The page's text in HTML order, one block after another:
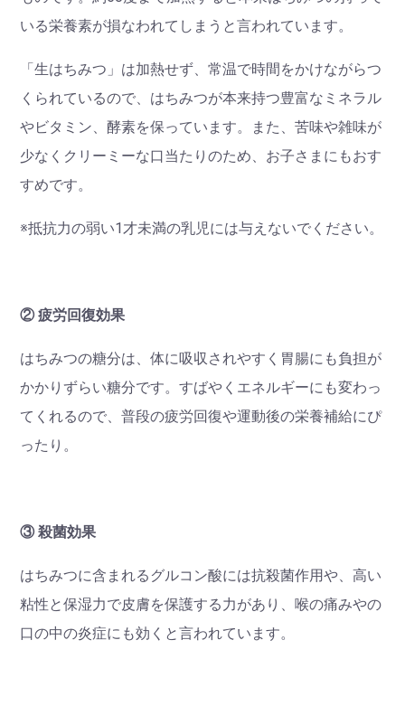
いる栄養素が損なわれてしまうと言われています。
「生はちみつ」は加熱せず、常温で時間をかけながらつ
くられているので、はちみつが本来持つ豊富なミネラル
やビタミン、酵素を保っています。また、苦味や雑味が
少なくクリーミーな口当たりのため、お子さまにもおす
すめです。
※抵抗力の弱い1才未満の乳児には与えないでください。
② 疲労回復効果
はちみつの糖分は、体に吸収されやすく胃腸にも負担が
かかりずらい糖分です。すばやくエネルギーにも変わっ
てくれるので、普段の疲労回復や運動後の栄養補給にぴ
ったり。
③ 殺菌効果
はちみつに含まれるグルコン酸には抗殺菌作用や、高い
粘性と保湿力で皮膚を保護する力があり、喉の痛みやの
口の中の炎症にも効くと言われています。